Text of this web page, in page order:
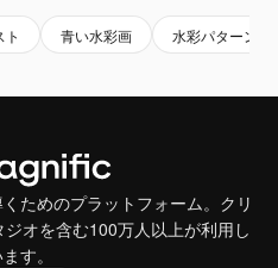
青い水彩画 水彩パターン
ためのプラットフォーム。クリ
オを含む100万人以上が利用し
す。